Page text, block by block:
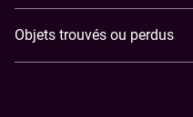
Objets trouvés ou perdus